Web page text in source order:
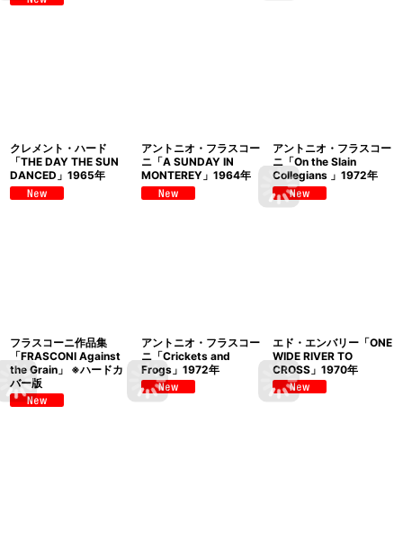
クレメント・ハード
「THE DAY THE SUN
DANCED」1965年
アントニオ・フラスコー
ニ「A SUNDAY IN
MONTEREY」1964年
アントニオ・フラスコー
ニ「On the Slain
Collegians 」1972年
フラスコーニ作品集
「FRASCONI Against
the Grain」 ※ハードカ
バー版
アントニオ・フラスコー
ニ「Crickets and
Frogs」1972年
エド・エンバリー「ONE
WIDE RIVER TO
CROSS」1970年